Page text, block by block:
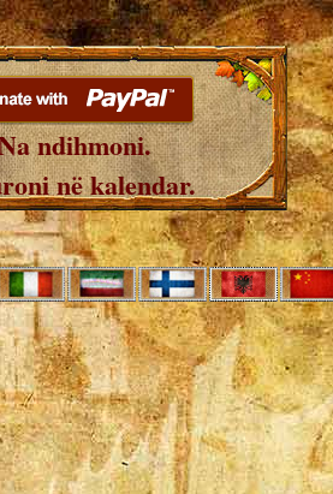
ndihmoni.
në kalendar.